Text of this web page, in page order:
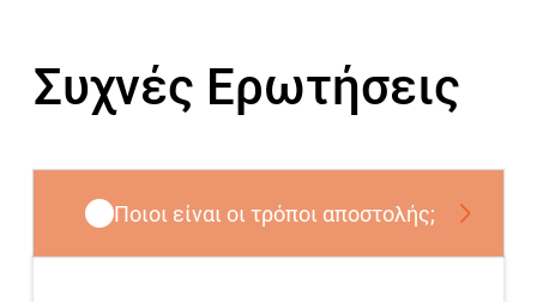
Συχνές Ερωτήσεις
Ποιοι είναι οι τρόποι αποστολής;